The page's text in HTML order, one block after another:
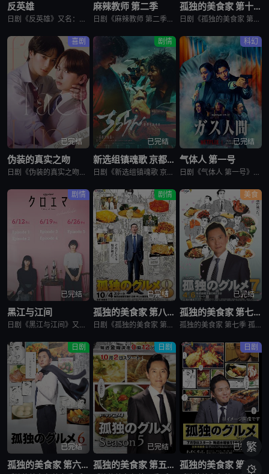
反英雄
日剧《反英雄》又名：ANTI HERO,アンチヒーロー，讲述了：本剧超越了“律政电视剧”的框架，通过长谷川博己饰演的反英雄，向观众传达“正义到底是什么?”“被认为是世上的恶，真的是坏事吗?”，以快速的
麻辣教师 第二季
日剧《麻辣教师 第二季》又名：GTO 2,GTO 続編，讲述了：故事背景设定在由大型企业出资设立的私立诚进学园。在这个推崇数字化管理、师生评价透明化的“令和教育现场”，52岁的鬼塚英吉将出任班主任。面
孤独的美食家 第十一季
日剧《孤独的美食家 第十一季》又名：孤独のグルメ Season11，讲述了：《孤独的美食家》 第11季宣布回归，定档4月3日开播。这也是继2022年10月第10季播出以来，该系列时隔三年半再次推出新一
喜剧
已完结
伪装的真实之吻
日剧《伪装的真实之吻》又名：Fake Fact Lips,フェイクファクトリップス，讲述了：四谷良与志藤全自高中时代起便是竞争对手，如今又成为营业部同期。同样优秀的两人，从成绩、运动到情人节巧克力数量
剧情
已完结
新选组镇魂歌 京都决战篇
日剧《新选组镇魂歌 京都决战篇》又名：ちるらん 新撰組鎮魂歌 配信ドラマ,ちるらん 新撰組鎮魂歌 京都決戦篇，讲述了：幕末的江户，终日打架斗殴、被称作“刺头”的土方岁三，与近藤勇、山南敬助、冲田总司等
科幻
已完结
气体人 第一号
日剧《气体人 第一号》又名：气体人第一号,气体人 第1号,气体人,Human Vapor,ガス人間，讲述了：冈本贤治（小栗旬 饰）是一位停职中的刑警，受命追查造成一连串离奇命案的罪魁祸首。一切始于一位
剧情
已完结
黑江与江间
日剧《黑江与江间》又名：黑江间,克洛伊与艾玛,克洛伊玛,克萝埃艾玛,クロエマ，讲述了：故事围绕着同时失去工作、恋人和住所的30岁女性艾玛展开。她在落魄之际偶遇神秘资产家克洛伊，两人随即在后者的豪宅中开
剧情
已完结
孤独的美食家 第八季
日剧《孤独的美食家 第八季》将围绕“勿忘初心”，挑战甜点特辑和美食剪辑等全新的主题，一定会让你大吃一惊。另外，那些藏在名不见经传的街头巷尾的美食也不容错过。备受瞩目的第一集将从那个热闹的地方启程。前所
美食
已完结
孤独的美食家 第七季
孤独的美食家 第七季 孤独のグルメ Season7是2018上映的剧情日剧。2012年1月，深夜开始悄悄播放的“孤独的美食家”终于迎来第7季了！众所周知，上季season 6从大阪的味道开始播出，但这次season 7重返初心，并开始与市井中不为人知的奇妙美食相遇。在“孤独的
日剧
已完结
孤独的美食家 第六季
日剧
已完结
孤独的美食家 第五季
日剧
已完结
孤独的美食家 第四季
繁
